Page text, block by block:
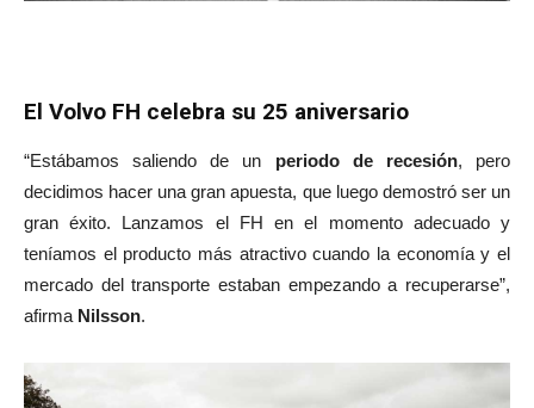
El Volvo FH celebra su 25 aniversario
“Estábamos saliendo de un periodo de recesión, pero
decidimos hacer una gran apuesta, que luego demostró ser un
gran éxito. Lanzamos el FH en el momento adecuado y
teníamos el producto más atractivo cuando la economía y el
mercado del transporte estaban empezando a recuperarse”,
afirma Nilsson.